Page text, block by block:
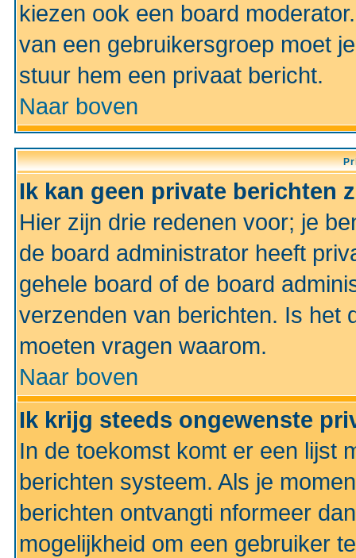
kiezen ook een board
van een gebruikersgroep moet
stuur hem een privaat bericht.
Naar boven
Ik kan geen private berichten
Hier zijn drie redenen voor; je
de board administrator heeft
gehele board of de board
verzenden van berichten. Is het
moeten vragen waarom.
Naar boven
Ik krijg steeds ongewenste
In de toekomst komt er een lijst
berichten systeem. Als je
berichten ontvangti nformeer
mogelijkheid om een gebruiker